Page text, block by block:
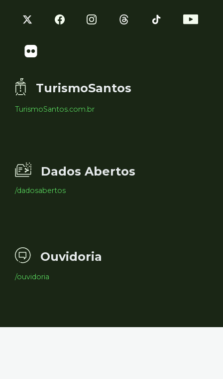
TurismoSantos
TurismoSantos.com.br
Dados Abertos
/dadosabertos
Ouvidoria
/ouvidoria